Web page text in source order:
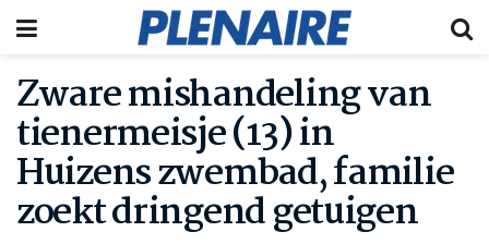
Zware mishandeling van
tienermeisje (13) in
Huizens zwembad, familie
zoekt dringend getuigen